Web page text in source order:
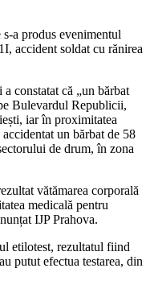
a produs evenimentul
accident soldat cu rănirea
constatat că „un bărbat
Bulevardul Republicii,
iarîn proximitatea
un bărbat de 58
de drum, în zona
vătămarea corporală
medicală pentru
IJP Prahova.
etilotest, rezultatul fiind
putut efectua testarea, din